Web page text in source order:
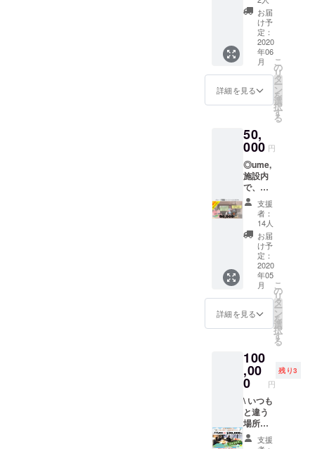
yamazo
e.com/)
※割引
コード
を発行
いたし
ます。
HPより
ご予約
の際、
に記入
をお願
いいた
しま
す。
す。 ※
お部屋
の料金
は、季
節によ
り変動
しま
す。 ※
宿泊料
金の目
宿泊（2
食付
き）の
場合：
合計6～
8万円、
4名宿泊
（2食付
き）の
場合、9
～10万
円とな
りま
す。詳
しいお
値段
は、ご
予約の
際にHP
は予約
サイト
よりご
確認く
ださ
い。
(https://
www.u
me-
が、
ハード
が不自
由な部
分は、
ソフト
（人の
心から
サポー
だきま
す。 障
がいの
程度
や、懸
念点等
は、事
前にご
相談く
ださ
い。 下
記注意
事項を
必ずご
確認く
い。 ※
チケッ
期限：
チケッ
ト到着
より、1
年間有
効で
す。
（2020
年5月ご
使える
お得な
チケッ
トで
す！◎
20,000
利用券
を、
売いた
しま
す。 宿
泊割引
券にす
るでも
よし、
お食事
やカ
フェ、
施設内
で販売
してい
る野菜
や雑貨
など、
なにに
ただけ
ます。 -
ume,の
「宿
泊、体
験、カ
フェ、
雑貨購
寿し」
を、合
計３
セット
お届け
です！
ご自宅
用もよ
あの人
へギフ
トとし
てお送
りする
もよ
し。い
まだか
らこ
そ、
「あな
たを
想って
いる
よ」、
に乗せ
て届け
がで
しょう
か？ ※
能日は
2020年
5月以降
になり
でもご
利用い
ただけ
ます。
総額
45,000
円分を
30,000
円分割
引チ
ケット
になり
ます。 -
ume,の
「宿
泊、体
験、カ
フェ、
雑貨購
入等」
で現金
代わり
にご利
用いた
だくこ
記注意
事項を
必ずご
確認く
ださ
い。 ※
チケッ
ト有効
さい】
里山の
美しい
空気
と、
ゆった
りとし
た時間
は、い
ま現在
と、本
当はい
つもそ
ばにあ
る自
然、こ
れから
の未来
につい
てゆっ
くりと
考えら
れる時
間をご
提供で
きると
思って
人の環
境・価
値観
が、大
きく変
わって
いって
いるこ
お届
け予
定：
2020
年06
月
詳細を見る
こ
の
リ
タ
ー
ン
を
選
択
す
る
50,
000 円
◎ume,
施設内
で、ど
んな内
容でも
使える
お得な
チケッ
トで
す！◎
宿泊割
引券に
するで
もよ
し、お
食事や
フェ、
施設内
で販売
してい
る野菜
や雑貨
の購入
など、
なにに
支援
者：
14人
お届
け予
定：
2020
年05
月
詳細を見る
こ
の
リ
タ
ー
ン
を
選
択
す
る
100
,00
0 円
残り3
\ いつも
と違う
場所
で、青
空会議 /
支援